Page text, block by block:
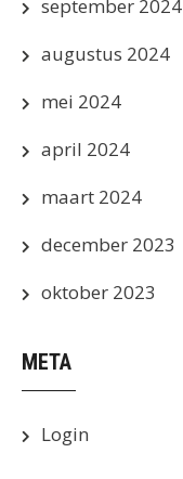
september 2024
augustus 2024
mei 2024
april 2024
maart 2024
december 2023
oktober 2023
META
Login